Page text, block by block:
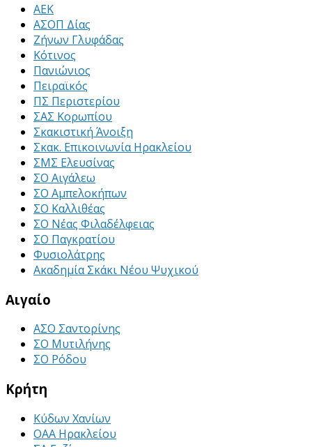
ΑΕΚ
ΑΣΟΠ Δίας
Ζήνων Γλυφάδας
Κότινος
Πανιώνιος
Πειραϊκός
ΠΣ Περιστερίου
ΣΑΣ Κορωπίου
Σκακιστική Άνοιξη
Σκακ. Επικοινωνία Ηρακλείου
ΣΜΣ Ελευσίνας
ΣΟ Αιγάλεω
ΣΟ Αμπελοκήπων
ΣΟ Καλλιθέας
ΣΟ Νέας Φιλαδέλφειας
ΣΟ Παγκρατίου
Φυσιολάτρης
Ακαδημία Σκάκι Νέου Ψυχικού
Αιγαίο
ΑΣΟ Σαντορίνης
ΣΟ Μυτιλήνης
ΣΟ Ρόδου
Κρήτη
Κύδων Χανίων
ΟΑΑ Ηρακλείου